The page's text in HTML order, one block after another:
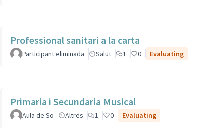
Professional sanitari a la carta
Participant eliminada Salut 1 0 Evaluating
Primaria i Secundaria Musical
Aula de So Altres 1 0 Evaluating